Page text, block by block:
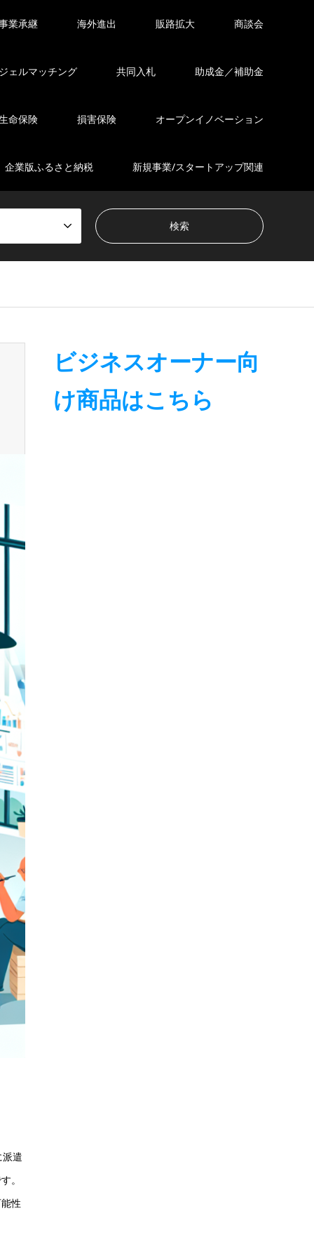
業承継 海外進出 販路拡大 商談会
ェルマッチング 共同入札 助成金／補助金
命保険 損害保険 オープンイノベーション
企業版ふるさと納税 新規事業/スタートアップ関連
遣
。
性
ビジネスオーナー向
け商品はこちら